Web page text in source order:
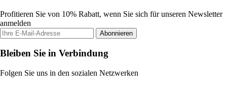
Profitieren Sie von 10% Rabatt, wenn Sie sich für unseren Newsletter
anmelden
Abonnieren
Bleiben Sie in Verbindung
Folgen Sie uns in den sozialen Netzwerken